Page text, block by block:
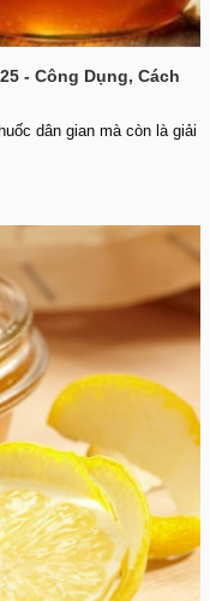
- Công Dụng, Cách
dân gian mà còn là giải